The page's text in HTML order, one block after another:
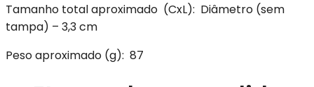
Tamanho total aproximado (CxL): Diâmetro (sem
tampa) – 3,3 cm
Peso aproximado (g): 87